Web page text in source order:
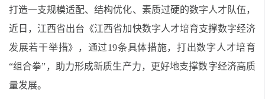
打造一支规模适配、结构优化、素质过硬的数字人才队伍，
近日，江西省出台《江西省加快数字人才培育支撑数字经济
发展若干举措》，通过19条具体措施，打出数字人才培育
“组合拳”，助力形成新质生产力，更好地支撑数字经济高质
量发展。